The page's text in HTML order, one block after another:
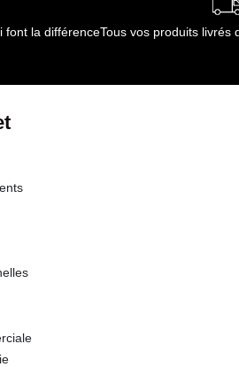
Il est important de bien
et la température la plus basse
font la différenceTous vos produits livrés